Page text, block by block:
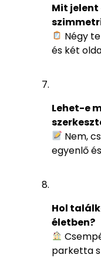
Mit jelent
Négy
és két
Lehet-e
Nem,
egyenlő
Hol
életben?
parketta